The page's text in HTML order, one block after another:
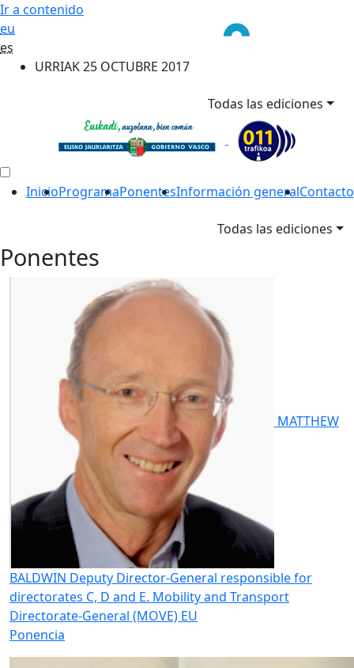
Ir a contenido
eu
es
URRIAK 25 OCTUBRE 2017
Todas las ediciones
InicioProgramaPonentesInformación generalContacto
Todas las ediciones
Ponentes
MATTHEW
BALDWIN Deputy Director-General responsible for
directorates C, D and E. Mobility and Transport
Directorate-General (MOVE) EU
Ponencia